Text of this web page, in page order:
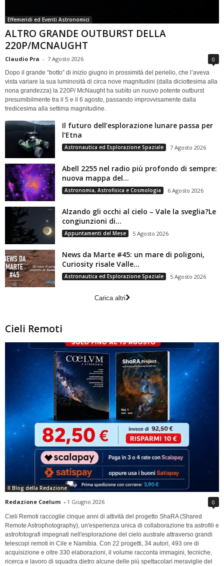
Effemeridi ed Eventi Astronomici
ALTRO GRANDE OUTBURST DELLA
220P/MCNAUGHT
Claudio Pra - 7 Agosto 2026 0
Dopo il grande “botto” di inizio giugno in prossimità del perielio, che l’aveva
vista variare la sua luminosità di circa nove magnitudini (dalla diciottesima alla
nona grandezza) la 220P/ McNaught ha subìto un nuovo potente outburst
presumibilmente tra il 5 e il 6 agosto, passando improvvisamente dalla
tredicesima alla settima magnitudine.
Il futuro dell’esplorazione lunare passa per
l’Etna
Astronautica ed Esplorazione Spaziale 7 Agosto 2026
Abell 2255 nel radio più profondo di sempre:
nuova mappa del...
Astronomia, Astrofisica e Cosmologia 6 Agosto 2026
Alzando gli occhi al cielo – Vale la sveglia?Le
congiunzioni di...
Appuntamenti del Mese 5 Agosto 2026
News da Marte #45: un mare di poligoni,
Curiosity risale Valle...
Astronautica ed Esplorazione Spaziale 5 Agosto 2026
Carica altri
Cieli Remoti
Il Blog della Redazione
Redazione Coelum - 1 Giugno 2026 0
Cieli Remoti raccoglie cinque anni di attività del progetto ShaRA (Shared
Remote Astrophotography), un'esperienza unica di collaborazione tra astrofili e
astrofotografi impegnati nell'esplorazione del cielo australe attraverso grandi
telescopi remoti in Cile e Namibia. Con 22 progetti, 34 autori, 493 ore di
acquisizione e oltre 330 elaborazioni, il volume racconta immagini, tecniche,
ricerca e lavoro di squadra dietro alcune delle più spettacolari meraviglie del